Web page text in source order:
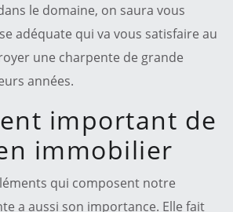
le domaine, on saura vous
adéquate qui va vous satisfaire au
une charpente de grande
années.
important de
immobilier
qui composent notre
a aussi son importance. Elle fait